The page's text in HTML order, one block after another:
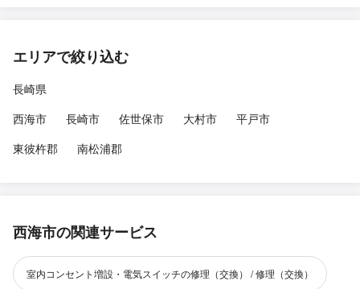
エリアで絞り込む
長崎県
西海市
長崎市 佐世保市 大村市
平戸市
東彼杵郡
南松浦郡
西海市の関連サービス
室内コンセント増設・電気スイッチの修理（交換） / 修理（交換）